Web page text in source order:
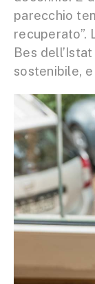
parecchio
recuperato”.
Bes
sostenibile,